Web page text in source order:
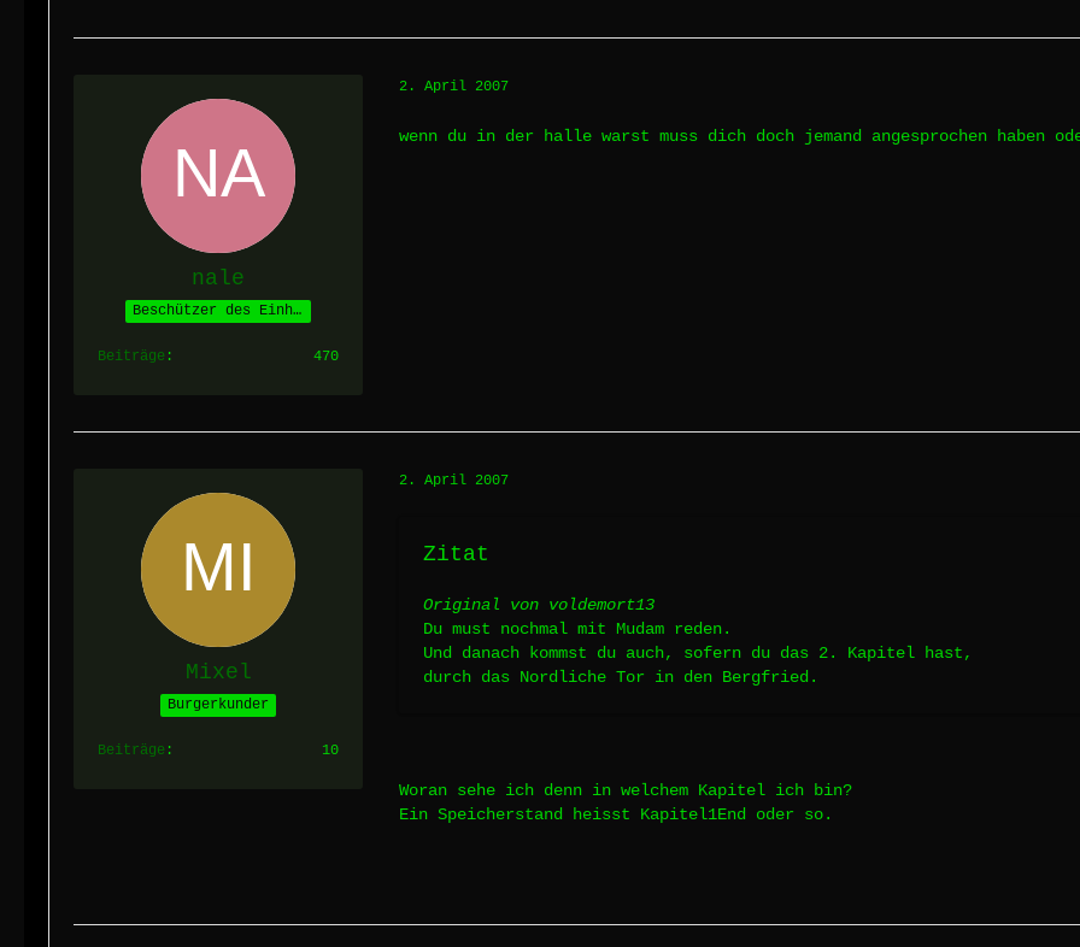
nale
Beschützer des Einhorns
Beiträge 470
2. April 2007
wenn du in der halle warst muss dich doch jemand angesprochen haben
Mixel
Burgerkunder
Beiträge 10
2. April 2007
Zitat
Original von voldemort13
Du must nochmal mit Mudam reden.
Und danach kommst du auch, sofern du das 2. Kapitel hast,
durch das Nordliche Tor in den Bergfried.
Woran sehe ich denn in welchem Kapitel ich bin?
Ein Speicherstand heisst Kapitel1End oder so.